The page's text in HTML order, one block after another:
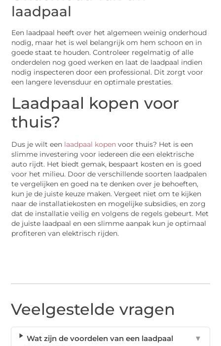
laadpaal
Een laadpaal heeft over het algemeen weinig onderhoud
nodig, maar het is wel belangrijk om hem schoon en in
goede staat te houden. Controleer regelmatig of alle
onderdelen nog goed werken en laat de laadpaal indien
nodig inspecteren door een professional. Dit zorgt voor
een langere levensduur en optimale prestaties.
Laadpaal kopen voor
thuis?
Dus je wilt een laadpaal kopen voor thuis? Het is een
slimme investering voor iedereen die een elektrische
auto rijdt. Het biedt gemak, bespaart kosten en is goed
voor het milieu. Door de verschillende soorten laadpalen
te vergelijken en goed na te denken over je behoeften,
kun je de juiste keuze maken. Vergeet niet om te kijken
naar de installatiekosten en mogelijke subsidies, en zorg
dat de installatie veilig en volgens de regels gebeurt. Met
de juiste laadpaal en een slimme aanpak kun je optimaal
profiteren van elektrisch rijden.
Veelgestelde vragen
Wat zijn de voordelen van een laadpaal
▼